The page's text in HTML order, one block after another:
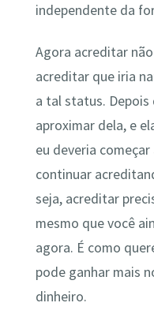
independente da
Agora acreditar
acreditar que iria
a tal status.
aproximar dela, e
eu deveria
continuar
seja, acreditar
mesmo que você
agora. É como
pode ganhar mais
dinheiro.